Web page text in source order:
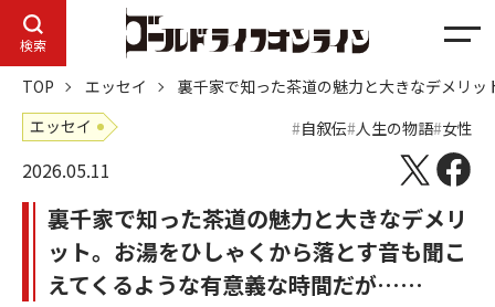
検索
メ
ニ
ュ
ー
TOP エッセイ
裏千家で知った茶道の魅力と大きなデメリ
エッセイ
自叙伝 人生の物語 女性
2026.05.11
裏千家で知った茶道の魅力と大きなデメリ
ット。お湯をひしゃくから落とす音も聞こ
えてくるような有意義な時間だが……